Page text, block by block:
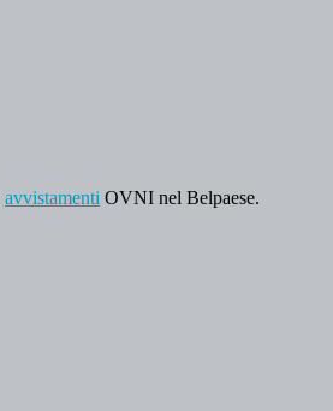
avvistamenti OVNI nel Belpaese.